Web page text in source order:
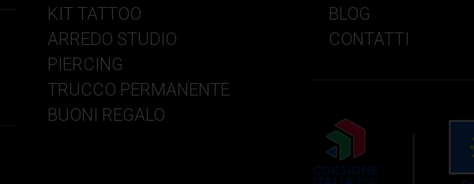
KIT TATTOO
ARREDO STUDIO
PIERCING
TRUCCO PERMANENTE
BUONI REGALO
BLOG
CONTATTI